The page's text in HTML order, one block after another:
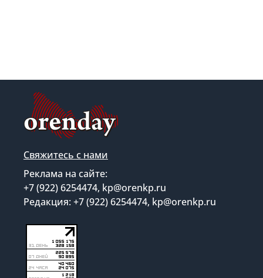
Свяжитесь с нами
Реклама на сайте:
+7 (922) 6254474, kp@orenkp.ru
Редакция: +7 (922) 6254474, kp@orenkp.ru